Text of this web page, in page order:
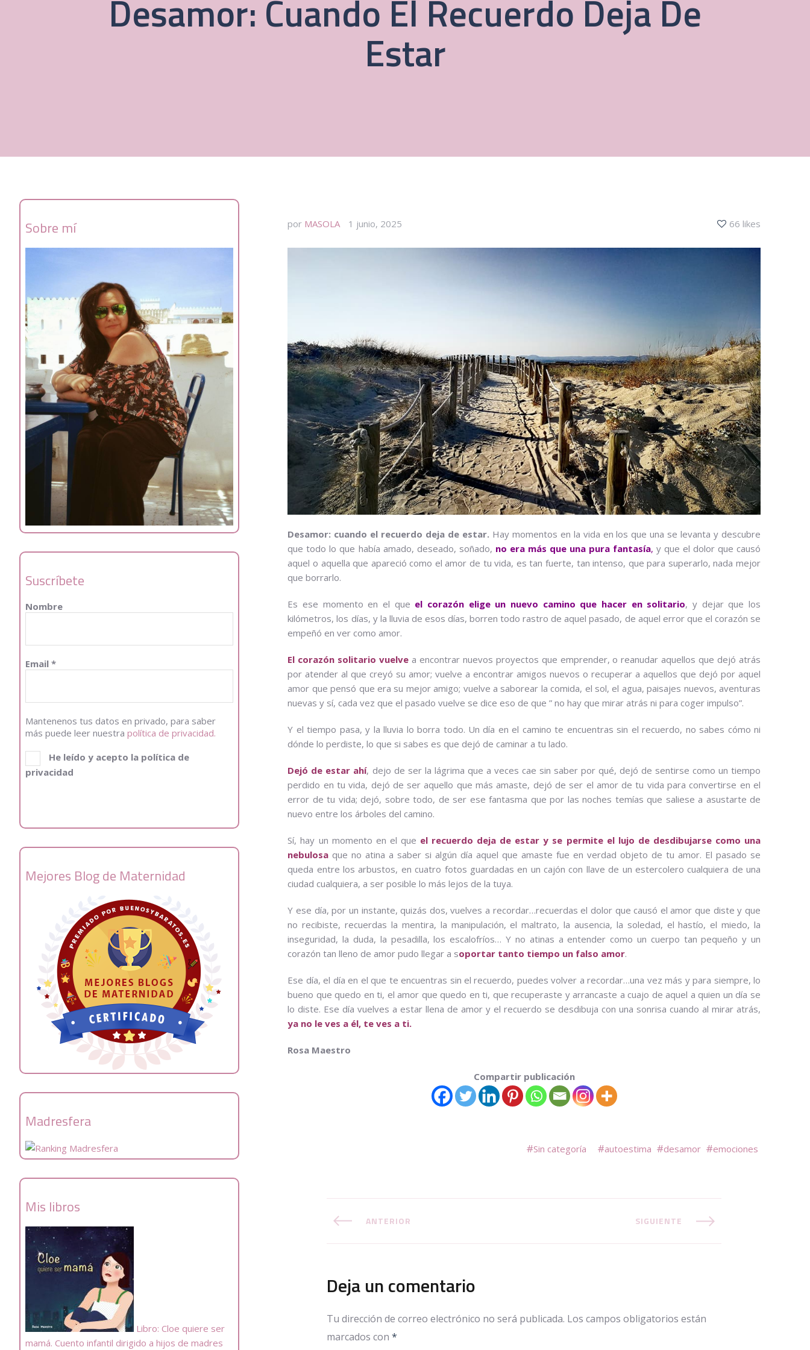
Desamor: Cuando El Recuerdo Deja De
Estar
Sobre mí
Suscríbete
Nombre
Email *
Mantenenos tus datos en privado, para saber
más puede leer nuestra política de privacidad.
He leído y acepto la política de
privacidad
Mejores Blog de Maternidad
Madresfera
Mis libros
Libro: Cloe quiere ser
mamá. Cuento infantil dirigido a hijos de madres
por MASOLA 1 junio, 2025 66 likes
Desamor: cuando el recuerdo deja de estar. Hay momentos en la vida en los que una se levanta y descubre
que todo lo que había amado, deseado, soñado, no era más que una pura fantasía, y que el dolor que causó
aquel o aquella que apareció como el amor de tu vida, es tan fuerte, tan intenso, que para superarlo, nada mejor
que borrarlo.
Es ese momento en el que el corazón elige un nuevo camino que hacer en solitario, y dejar que los
kilómetros, los días, y la lluvia de esos días, borren todo rastro de aquel pasado, de aquel error que el corazón se
empeñó en ver como amor.
El corazón solitario vuelve a encontrar nuevos proyectos que emprender, o reanudar aquellos que dejó atrás
por atender al que creyó su amor; vuelve a encontrar amigos nuevos o recuperar a aquellos que dejó por aquel
amor que pensó que era su mejor amigo; vuelve a saborear la comida, el sol, el agua, paisajes nuevos, aventuras
nuevas y sí, cada vez que el pasado vuelve se dice eso de que ” no hay que mirar atrás ni para coger impulso”.
Y el tiempo pasa, y la lluvia lo borra todo. Un día en el camino te encuentras sin el recuerdo, no sabes cómo ni
dónde lo perdiste, lo que si sabes es que dejó de caminar a tu lado.
Dejó de estar ahí, dejo de ser la lágrima que a veces cae sin saber por qué, dejó de sentirse como un tiempo
perdido en tu vida, dejó de ser aquello que más amaste, dejó de ser el amor de tu vida para convertirse en el
error de tu vida; dejó, sobre todo, de ser ese fantasma que por las noches temías que saliese a asustarte de
nuevo entre los árboles del camino.
Sí, hay un momento en el que el recuerdo deja de estar y se permite el lujo de desdibujarse como una
nebulosa que no atina a saber si algún día aquel que amaste fue en verdad objeto de tu amor. El pasado se
queda entre los arbustos, en cuatro fotos guardadas en un cajón con llave de un estercolero cualquiera de una
ciudad cualquiera, a ser posible lo más lejos de la tuya.
Y ese día, por un instante, quizás dos, vuelves a recordar…recuerdas el dolor que causó el amor que diste y que
no recibiste, recuerdas la mentira, la manipulación, el maltrato, la ausencia, la soledad, el hastío, el miedo, la
inseguridad, la duda, la pesadilla, los escalofríos… Y no atinas a entender como un cuerpo tan pequeño y un
corazón tan lleno de amor pudo llegar a soportar tanto tiempo un falso amor.
Ese día, el día en el que te encuentras sin el recuerdo, puedes volver a recordar…una vez más y para siempre, lo
bueno que quedo en ti, el amor que quedo en ti, que recuperaste y arrancaste a cuajo de aquel a quien un día se
lo diste. Ese día vuelves a estar llena de amor y el recuerdo se desdibuja con una sonrisa cuando al mirar atrás,
ya no le ves a él, te ves a ti.
Rosa Maestro
Compartir publicación
Sin categoría autoestima desamor emociones
ANTERIOR SIGUIENTE
Deja un comentario
Tu dirección de correo electrónico no será publicada. Los campos obligatorios están
marcados con*